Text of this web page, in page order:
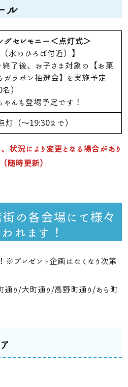
ル
グセレモニー＜点灯式＞
（水のひろば付近）】
終了後、お子さま対象の【お菓
ガラポン抽選会】を実施予定
）
んも登場予定です！
灯（～19:30まで）
状況により変更となる場合があり
随時更新）
の各会場にて様々
れます！
※プレゼント企画はなくなり次第
り/大町通り/高野町通り/あら町